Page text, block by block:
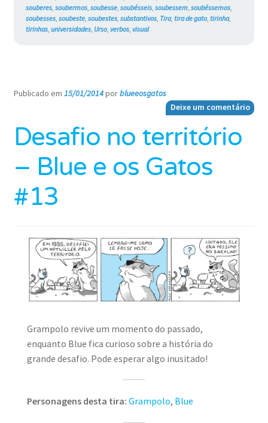
souberes, soubermos, soubesse, soubésseis, soubessem, soubéssemos,
soubesses, soubeste, soubestes, substantivos, Tira, tira de gato, tirinha,
tirinhas, universidades, Urso, verbos, visual
Publicado em 15/01/2014porblueeosgatos
Deixe um comentário
Desafio no território
– Blue e os Gatos
#13
Grampolo revive um momento do passado,
enquanto Blue fica curioso sobre a história do
grande desafio. Pode esperar algo inusitado!
Personagens desta tira: Grampolo, Blue